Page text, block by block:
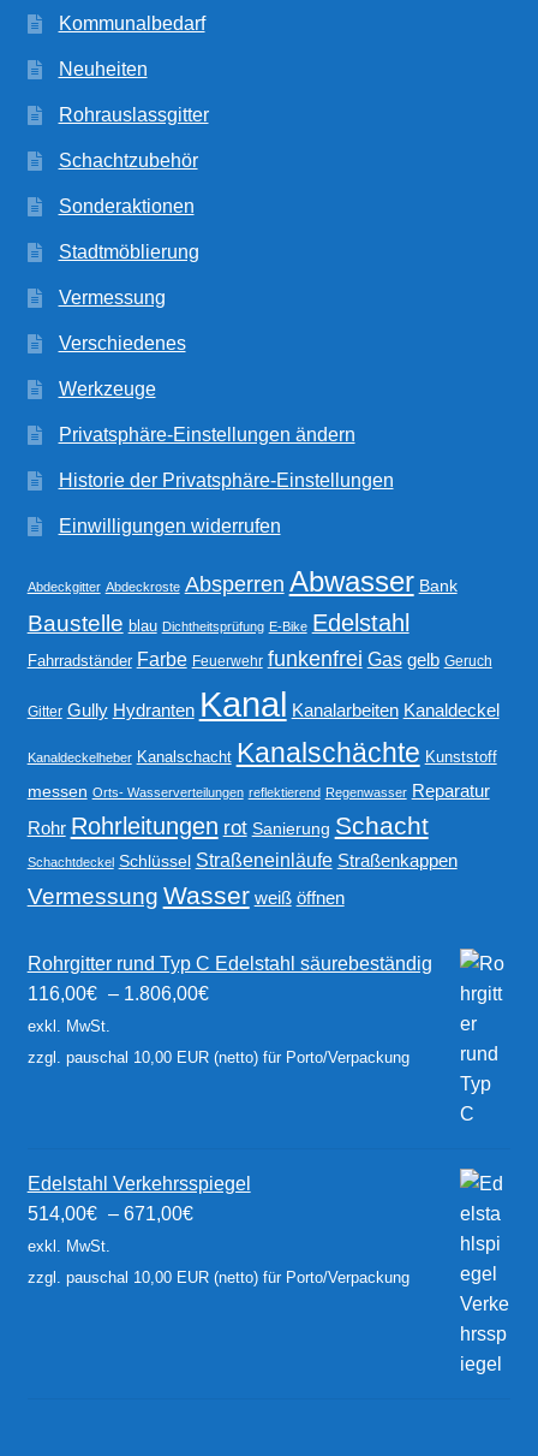
Kommunalbedarf
Neuheiten
Rohrauslassgitter
Schachtzubehör
Sonderaktionen
Stadtmöblierung
Vermessung
Verschiedenes
Werkzeuge
Privatsphäre-Einstellungen ändern
Historie der Privatsphäre-Einstellungen
Einwilligungen widerrufen
Abdeckgitter Abdeckroste Absperren Abwasser Bank
Baustelle blau Dichtheitsprüfung E-Bike Edelstahl
Fahrradständer Farbe Feuerwehr funkenfrei Gas gelb Geruch
Gitter Gully Hydranten Kanal Kanalarbeiten Kanaldeckel
Kanaldeckelheber Kanalschacht Kanalschächte Kunststoff
messen Orts- Wasserverteilungen reflektierend Regenwasser Reparatur
Rohr Rohrleitungen rot Sanierung Schacht
Schachtdeckel Schlüssel Straßeneinläufe Straßenkappen
Vermessung Wasser weiß öffnen
Rohrgitter rund Typ C Edelstahl säurebeständig
116,00€ – 1.806,00€
exkl. MwSt.
zzgl. pauschal 10,00 EUR (netto) für Porto/Verpackung
Edelstahl Verkehrsspiegel
514,00€ – 671,00€
exkl. MwSt.
zzgl. pauschal 10,00 EUR (netto) für Porto/Verpackung